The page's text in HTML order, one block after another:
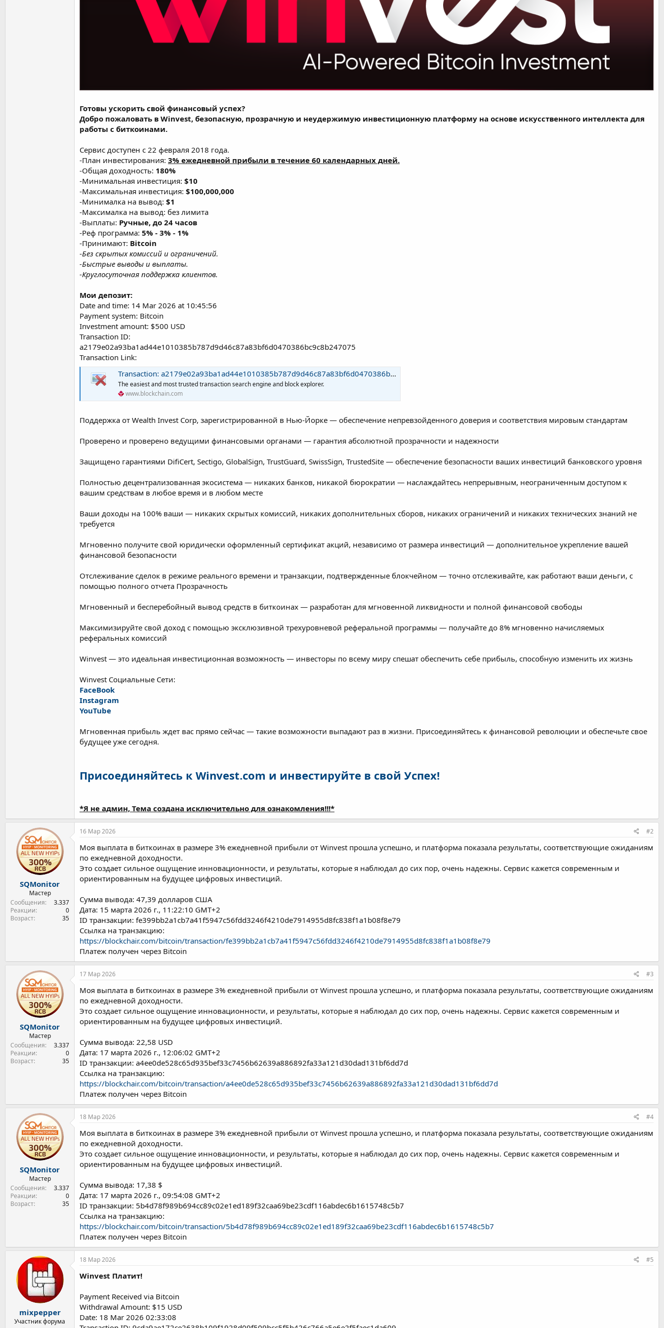
Готовы ускорить свой финансовый успех?
Добро пожаловать в Winvest, безопасную, прозрачную и неудержимую инвестиционную платформу на основе искусственного интеллекта для
работы с биткоинами.
Сервис доступен с 22 февраля 2018 года.
-План инвестирования: 3% ежедневной прибыли в течение 60 календарных дней.
-Общая доходность: 180%
-Минимальная инвестиция: $10
-Максимальная инвестиция: $100,000,000
-Минималка на вывод: $1
-Максималка на вывод: без лимита
-Выплаты: Ручные, до 24 часов
-Реф программа: 5% - 3% - 1%
-Принимают: Bitcoin
-Без скрытых комиссий и ограничений.
-Быстрые выводы и выплаты.
-Круглосуточная поддержка клиентов.
Мои депозит:
Date and time: 14 Mar 2026 at 10:45:56
Payment system: Bitcoin
Investment amount: $500 USD
Transaction ID:
a2179e02a93ba1ad44e1010385b787d9d46c87a83bf6d0470386bc9c8b247075
Transaction Link:
Transaction: a2179e02a93ba1ad44e1010385b787d9d46c87a83bf6d0470386bc9c8b247075 | Blockchain.com
The easiest and most trusted transaction search engine and block explorer.
www.blockchain.com
Поддержка от Wealth Invest Corp, зарегистрированной в Нью-Йорке — обеспечение непревзойденного доверия и соответствия мировым стандартам
Проверено и проверено ведущими финансовыми органами — гарантия абсолютной прозрачности и надежности
Защищено гарантиями DifiCert, Sectigo, GlobalSign, TrustGuard, SwissSign, TrustedSite — обеспечение безопасности ваших инвестиций банковского уровня
Полностью децентрализованная экосистема — никаких банков, никакой бюрократии — наслаждайтесь непрерывным, неограниченным доступом к
вашим средствам в любое время и в любом месте
Ваши доходы на 100% ваши — никаких скрытых комиссий, никаких дополнительных сборов, никаких ограничений и никаких технических знаний не
требуется
Мгновенно получите свой юридически оформленный сертификат акций, независимо от размера инвестиций — дополнительное укрепление вашей
финансовой безопасности
Отслеживание сделок в режиме реального времени и транзакции, подтвержденные блокчейном — точно отслеживайте, как работают ваши деньги, с
помощью полного отчета Прозрачность
Мгновенный и бесперебойный вывод средств в биткоинах — разработан для мгновенной ликвидности и полной финансовой свободы
Максимизируйте свой доход с помощью эксклюзивной трехуровневой реферальной программы — получайте до 8% мгновенно начисляемых
реферальных комиссий
Winvest — это идеальная инвестиционная возможность — инвесторы по всему миру спешат обеспечить себе прибыль, способную изменить их жизнь
Winvest Социальные Сети:
FaceBook
Instagram
YouTube
Мгновенная прибыль ждет вас прямо сейчас — такие возможности выпадают раз в жизни. Присоединяйтесь к финансовой революции и обеспечьте свое
будущее уже сегодня.
Присоединяйтесь к Winvest.com и инвестируйте в свой Успех!
*Я не админ, Тема создана исключительно для ознакомления!!!*
SQMonitor
Мастер
Сообщения
3.337
Реакции
0
Возраст
35
16 Мар 2026 #2
Моя выплата в биткоинах в размере 3% ежедневной прибыли от Winvest прошла успешно, и платформа показала результаты, соответствующие ожиданиям
по ежедневной доходности.
Это создает сильное ощущение инновационности, и результаты, которые я наблюдал до сих пор, очень надежны. Сервис кажется современным и
ориентированным на будущее цифровых инвестиций.
Сумма вывода: 47,39 долларов США
Дата: 15 марта 2026 г., 11:22:10 GMT+2
ID транзакции: fe399bb2a1cb7a41f5947c56fdd3246f4210de7914955d8fc838f1a1b08f8e79
Ссылка на транзакцию:
https://blockchair.com/bitcoin/transaction/fe399bb2a1cb7a41f5947c56fdd3246f4210de7914955d8fc838f1a1b08f8e79
Платеж получен через Bitcoin
SQMonitor
Мастер
Сообщения
3.337
Реакции
0
Возраст
35
17 Мар 2026 #3
Моя выплата в биткоинах в размере 3% ежедневной прибыли от Winvest прошла успешно, и платформа показала результаты, соответствующие ожиданиям
по ежедневной доходности.
Это создает сильное ощущение инновационности, и результаты, которые я наблюдал до сих пор, очень надежны. Сервис кажется современным и
ориентированным на будущее цифровых инвестиций.
Сумма вывода: 22,58 USD
Дата: 17 марта 2026 г., 12:06:02 GMT+2
ID транзакции: a4ee0de528c65d935bef33c7456b62639a886892fa33a121d30dad131bf6dd7d
Ссылка на транзакцию:
https://blockchair.com/bitcoin/transaction/a4ee0de528c65d935bef33c7456b62639a886892fa33a121d30dad131bf6dd7d
Платеж получен через Bitcoin
SQMonitor
Мастер
Сообщения
3.337
Реакции
0
Возраст
35
18 Мар 2026 #4
Моя выплата в биткоинах в размере 3% ежедневной прибыли от Winvest прошла успешно, и платформа показала результаты, соответствующие ожиданиям
по ежедневной доходности.
Это создает сильное ощущение инновационности, и результаты, которые я наблюдал до сих пор, очень надежны. Сервис кажется современным и
ориентированным на будущее цифровых инвестиций.
Сумма вывода: 17,38 $
Дата: 17 марта 2026 г., 09:54:08 GMT+2
ID транзакции: 5b4d78f989b694cc89c02e1ed189f32caa69be23cdf116abdec6b1615748c5b7
Ссылка на транзакцию:
https://blockchair.com/bitcoin/transaction/5b4d78f989b694cc89c02e1ed189f32caa69be23cdf116abdec6b1615748c5b7
Платеж получен через Bitcoin
mixpepper
Участник форума
18 Мар 2026 #5
Winvest Платит!
Payment Received via Bitcoin
Withdrawal Amount: $15 USD
Date: 18 Mar 2026 02:33:08